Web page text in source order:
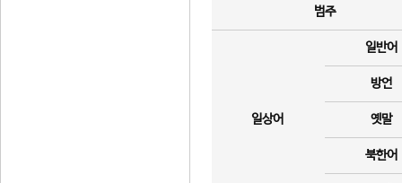
범주
일상어
일반어
방언
옛말
북한어